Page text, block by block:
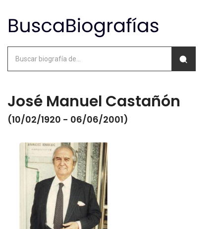
José Manuel Castañón
(10/02/1920 - 06/06/2001)